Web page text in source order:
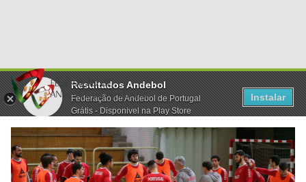
Resultados Andebol
Federação de Andebol de Portugal
Grátis - Disponivel na Play Store
Instalar